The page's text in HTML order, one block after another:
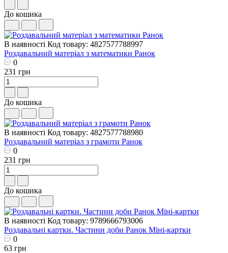
До кошика
В наявності Код товару: 4827577788997
Роздавальний матеріал з математики Ранок
0
231 грн
До кошика
В наявності Код товару: 4827577788980
Роздавальний матеріал з грамоти Ранок
0
231 грн
До кошика
В наявності Код товару: 9789666793006
Роздавальні картки. Частини доби Ранок Міні-картки
0
63 грн